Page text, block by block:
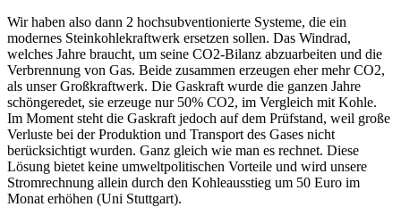
Wir haben also dann 2 hochsubventionierte Systeme, die ein
modernes Steinkohlekraftwerk ersetzen sollen. Das Windrad,
welches Jahre braucht, um seine CO2-Bilanz abzuarbeiten und die
Verbrennung von Gas. Beide zusammen erzeugen eher mehr CO2,
als unser Großkraftwerk. Die Gaskraft wurde die ganzen Jahre
schöngeredet, sie erzeuge nur 50% CO2, im Vergleich mit Kohle.
Im Moment steht die Gaskraft jedoch auf dem Prüfstand, weil große
Verluste bei der Produktion und Transport des Gases nicht
berücksichtigt wurden. Ganz gleich wie man es rechnet. Diese
Lösung bietet keine umweltpolitischen Vorteile und wird unsere
Stromrechnung allein durch den Kohleausstieg um 50 Euro im
Monat erhöhen (Uni Stuttgart).